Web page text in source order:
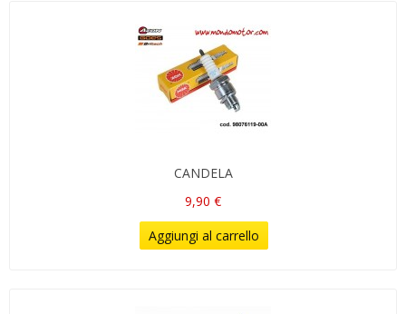
CANDELA
9,90 €
Aggiungi al carrello